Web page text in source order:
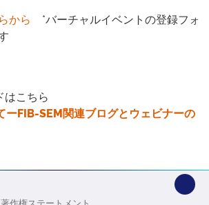
から
*バーチャルイベントの登録フォ
はこちら
ーFIB-SEM関連ブログとウェビナーの